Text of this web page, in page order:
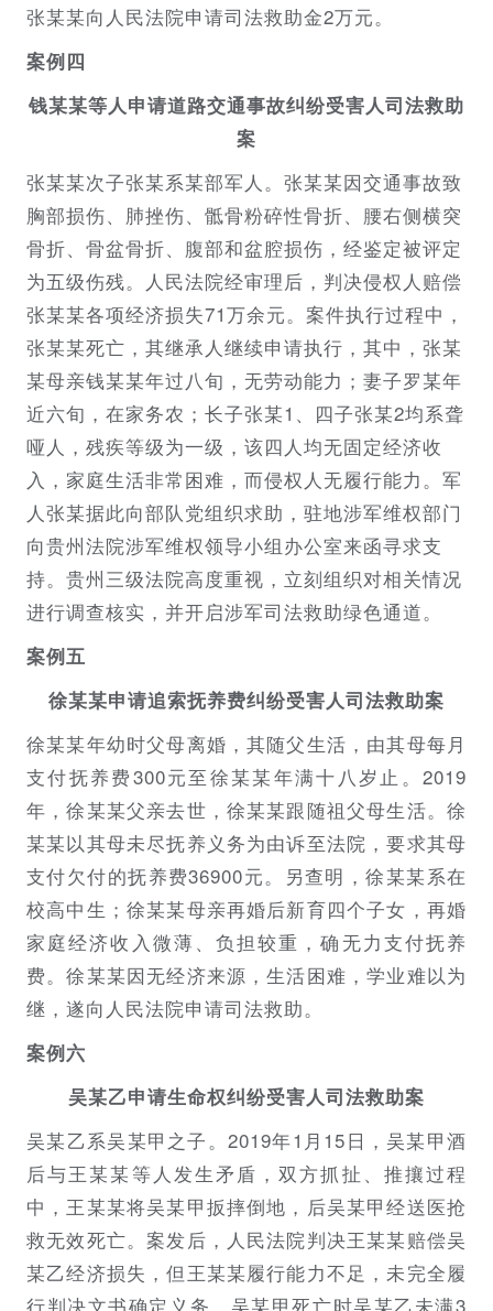
张某某向人民法院申请司法救助金2万元。
案例四
钱某某等人申请道路交通事故纠纷受害人司法救助
案
张某某次子张某系某部军人。张某某因交通事故致
胸部损伤、肺挫伤、骶骨粉碎性骨折、腰右侧横突
骨折、骨盆骨折、腹部和盆腔损伤，经鉴定被评定
为五级伤残。人民法院经审理后，判决侵权人赔偿
张某某各项经济损失71万余元。案件执行过程中，
张某某死亡，其继承人继续申请执行，其中，张某
某母亲钱某某年过八旬，无劳动能力；妻子罗某年
近六旬，在家务农；长子张某1、四子张某2均系聋
哑人，残疾等级为一级，该四人均无固定经济收
入，家庭生活非常困难，而侵权人无履行能力。军
人张某据此向部队党组织求助，驻地涉军维权部门
向贵州法院涉军维权领导小组办公室来函寻求支
持。贵州三级法院高度重视，立刻组织对相关情况
进行调查核实，并开启涉军司法救助绿色通道。
案例五
徐某某申请追索抚养费纠纷受害人司法救助案
徐某某年幼时父母离婚，其随父生活，由其母每月
支付抚养费300元至徐某某年满十八岁止。2019
年，徐某某父亲去世，徐某某跟随祖父母生活。徐
某某以其母未尽抚养义务为由诉至法院，要求其母
支付欠付的抚养费36900元。另查明，徐某某系在
校高中生；徐某某母亲再婚后新育四个子女，再婚
家庭经济收入微薄、负担较重，确无力支付抚养
费。徐某某因无经济来源，生活困难，学业难以为
继，遂向人民法院申请司法救助。
案例六
吴某乙申请生命权纠纷受害人司法救助案
吴某乙系吴某甲之子。2019年1月15日，吴某甲酒
后与王某某等人发生矛盾，双方抓扯、推攘过程
中，王某某将吴某甲扳摔倒地，后吴某甲经送医抢
救无效死亡。案发后，人民法院判决王某某赔偿吴
某乙经济损失，但王某某履行能力不足，未完全履
行判决文书确定义务。吴某甲死亡时吴某乙未满3